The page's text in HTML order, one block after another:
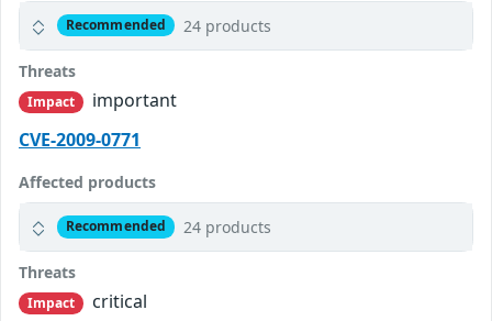
Recommended 24 products
Threats
Impact
important
CVE-2009-0771
Affected products
Recommended 24 products
Threats
Impact
critical